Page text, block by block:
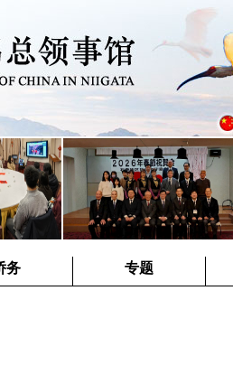
务 专题